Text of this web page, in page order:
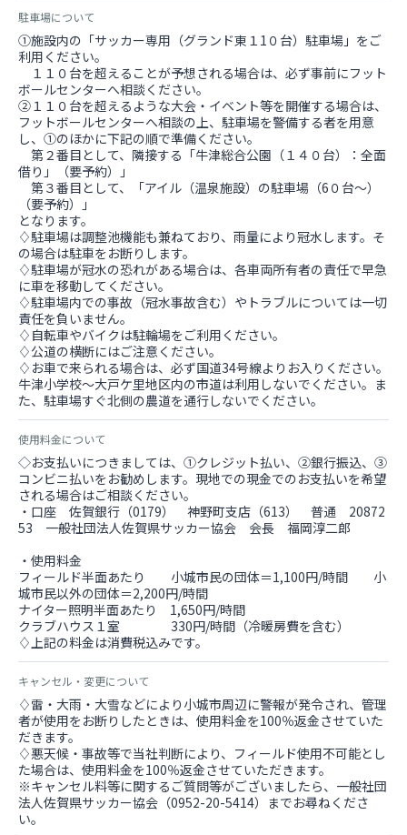
駐車場について
①施設内の「サッカー専用（グランド東１1０台）駐車場」をご
利用ください。
１１０台を超えることが予想される場合は、必ず事前にフット
ボールセンターへ相談ください。
②１１０台を超えるような大会・イベント等を開催する場合は、
フットボールセンターへ相談の上、駐車場を警備する者を用意
し、①のほかに下記の順で準備ください。
第２番目として、隣接する「牛津総合公園（１４０台）：全面
借り」（要予約）」
第３番目として、「アイル（温泉施設）の駐車場（6０台～）
（要予約）」
となります。
♢駐車場は調整池機能も兼ねており、雨量により冠水します。そ
の場合は駐車をお断りします。
♢駐車場が冠水の恐れがある場合は、各車両所有者の責任で早急
に車を移動してください。
♢駐車場内での事故（冠水事故含む）やトラブルについては一切
責任を負いません。
♢自転車やバイクは駐輪場をご利用ください。
♢公道の横断にはご注意ください。
♢お車で来られる場合は、必ず国道34号線よりお入りください。
牛津小学校〜大戸ケ里地区内の市道は利用しないでください。ま
た、駐車場すぐ北側の農道を通行しないでください。
使用料金について
◇お支払いにつきましては、①クレジット払い、②銀行振込、③
コンビニ払いをお勧めします。現地での現金でのお支払いを希望
される場合はご相談ください。
・口座 佐賀銀行（0179） 神野町支店（613） 普通 20872
53 一般社団法人佐賀県サッカー協会 会長 福岡淳二郎
・使用料金
フィールド半面あたり 小城市民の団体＝1,100円/時間 小
城市民以外の団体＝2,200円/時間
ナイター照明半面あたり 1,650円/時間
クラブハウス１室 330円/時間（冷暖房費を含む）
♢上記の料金は消費税込みです。
キャンセル・変更について
♢雷・大雨・大雪などにより小城市周辺に警報が発令され、管理
者が使用をお断りしたときは、使用料金を100％返金させていた
だきます。
♢悪天候・事故等で当社判断により、フィールド使用不可能とし
た場合は、使用料金を100％返金させていただきます。
※キャンセル料等に関するご質問等がございましたら、一般社団
法人佐賀県サッカー協会（0952-20-5414）までお尋ねくださ
い。